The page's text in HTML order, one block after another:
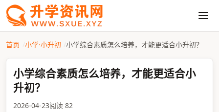
首页 小学·小升初 小学综合素质怎么培养，才能更适合小升初？
小学综合素质怎么培养，才能更适合小
升初？
2026-04-23阅读 82